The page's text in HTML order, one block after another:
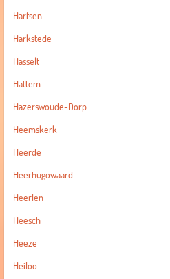
Harfsen
Harkstede
Hasselt
Hattem
Hazerswoude-Dorp
Heemskerk
Heerde
Heerhugowaard
Heerlen
Heesch
Heeze
Heiloo